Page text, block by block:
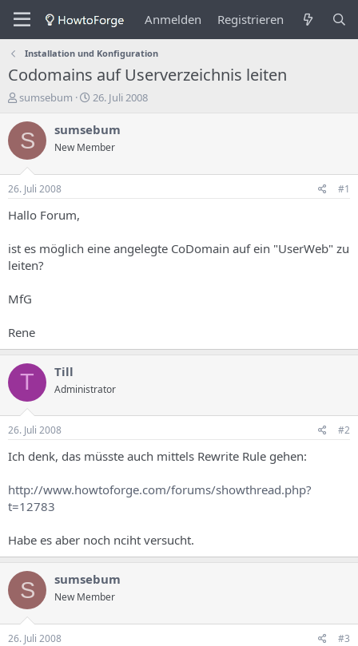
Anmelden Registrieren
Installation und Konfiguration
Codomains auf Userverzeichnis leiten
E
s
t
e
e
r
s
T
e
s
sumsebum
E
s
e
d
26. Juli 2008
S sumsebum
New Member
26. Juli 2008 #1
Hallo Forum,
ist es möglich eine angelegte CoDomain auf ein "UserWeb" zu
leiten?
MfG
Rene
T Till
Administrator
26. Juli 2008 #2
Ich denk, das müsste auch mittels Rewrite Rule gehen:
http://www.howtoforge.com/forums/showthread.php?
t=12783
Habe es aber noch nciht versucht.
S sumsebum
New Member
26. Juli 2008 #3